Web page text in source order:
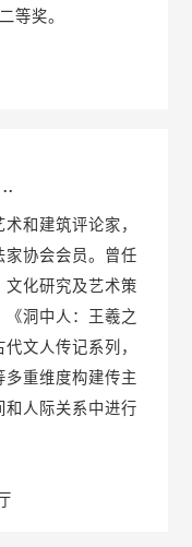
等奖。
和建筑评论家，
家协会会员。曾任
文化研究及艺术策
洞中人：王羲之
文人传记系列，
重维度构建传主
和人际关系中进行